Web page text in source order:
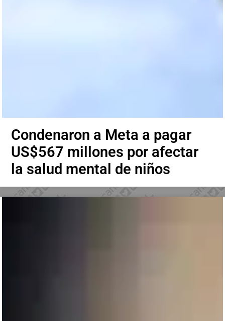
Condenaron a Meta a pagar
US$567 millones por afectar
la salud mental de niños